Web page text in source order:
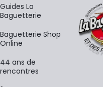
Guides La
Baguetterie
Baguetterie Shop
Online
44 ans de
rencontres